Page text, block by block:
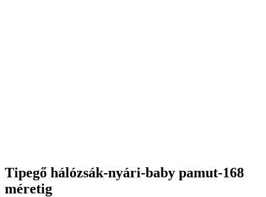
Tipegő hálózsák-nyári-baby pamut-168
méretig